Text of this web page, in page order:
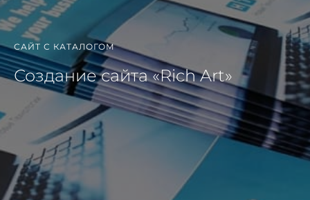
САЙТ С КАТАЛОГОМ
Создание сайта «Rich Art»